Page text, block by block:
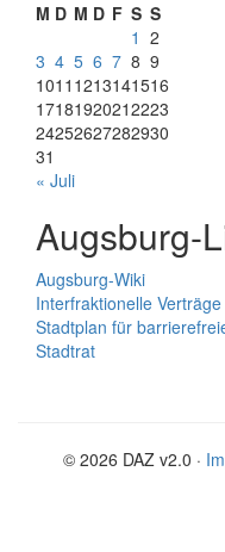
M D M D F S S
1 2
3 4 5 6 7 8 9
1011 1213141516
17181920212223
24252627282930
31
« Juli
Augsburg-
Augsburg-Wiki
Interfraktionelle
Stadtplan für
Stadtrat
© 2026 DAZ v2.0 ·